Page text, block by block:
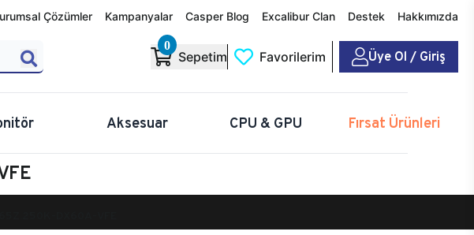
Çözümler Kampanyalar Casper Blog Excalibur Clan Destek Hakkımızda
0
Sepetim Favorilerim Üye Ol / Giriş
Aksesuar CPU & GPU Fırsat Ürünleri